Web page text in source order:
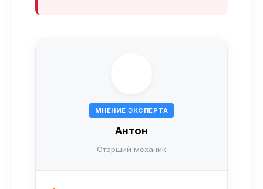
МНЕНИЕ ЭКСПЕРТА
Антон
Старший механик